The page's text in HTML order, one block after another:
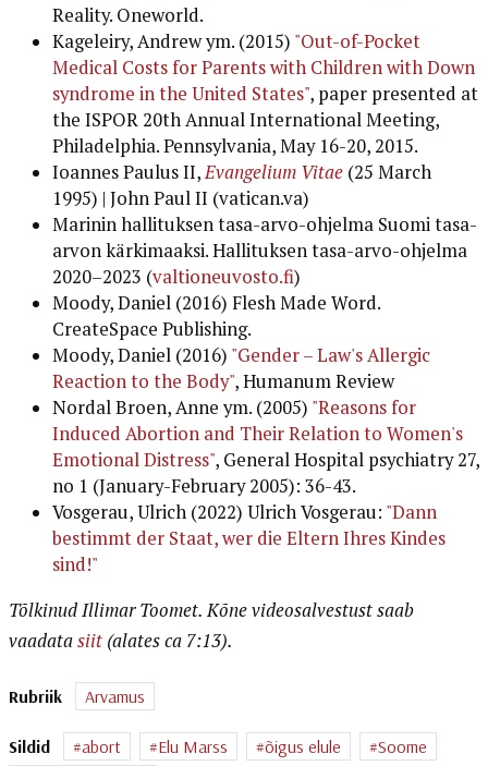
Reality. Oneworld.
Kageleiry, Andrew ym. (2015) "Out-of-Pocket
Medical Costs for Parents with Children with Down
syndrome in the United States", paper presented at
the ISPOR 20th Annual International Meeting,
Philadelphia. Pennsylvania, May 16-20, 2015.
Ioannes Paulus II,Evangelium Vitae(25 March
1995) | John Paul II (vatican.va)
Marinin hallituksen tasa-arvo-ohjelma Suomi tasa-
arvon kärkimaaksi. Hallituksen tasa-arvo-ohjelma
2020–2023 (valtioneuvosto.fi)
Moody, Daniel (2016) Flesh Made Word.
CreateSpace Publishing.
Moody, Daniel (2016) "Gender – Law's Allergic
Reaction to the Body", Humanum Review
Nordal Broen, Anne ym. (2005) "Reasons for
Induced Abortion and Their Relation to Women's
Emotional Distress", General Hospital psychiatry 27,
no 1 (January-February 2005): 36-43.
Vosgerau, Ulrich (2022) Ulrich Vosgerau: "Dann
bestimmt der Staat, wer die Eltern Ihres Kindes
sind!"
Tõlkinud Illimar Toomet. Kõne videosalvestust saab
vaadatasiit(alates ca 7:13).
Rubriik Arvamus
Sildid abort Elu Marss õigus elule
Soome